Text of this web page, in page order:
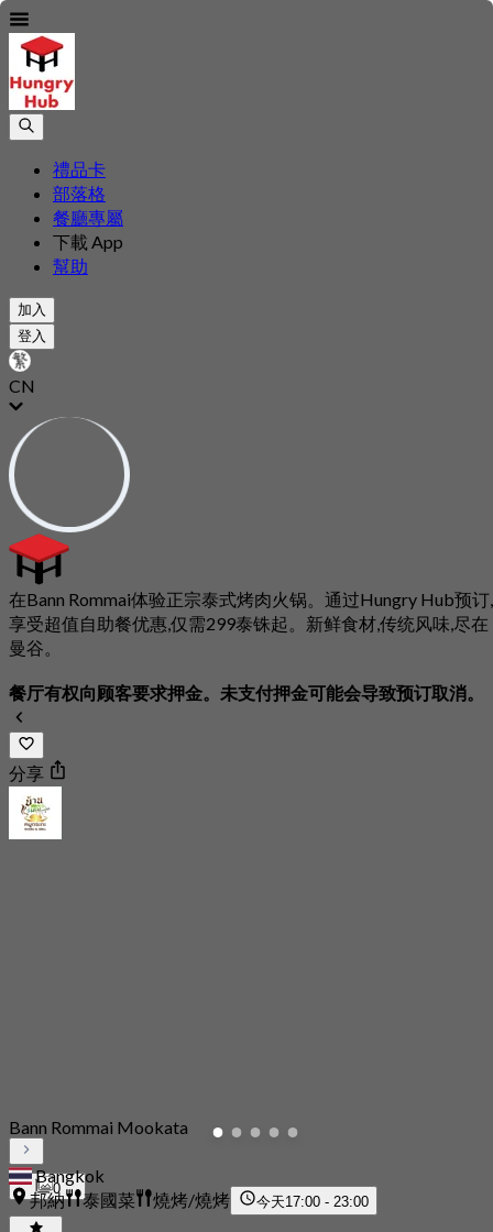
禮品卡
部落格
餐廳專屬
下載 App
幫助
加入
登入
CN
在Bann Rommai体验正宗泰式烤肉火锅。通过Hungry Hub预订,
享受超值自助餐优惠,仅需299泰铢起。新鲜食材,传统风味,尽在
曼谷。
餐厅有权向顾客要求押金。未支付押金可能会导致预订取消。
分享
0
Bann Rommai Mookata
Bangkok
邦納
泰國菜 燒烤/燒烤 今天17:00 - 23:00